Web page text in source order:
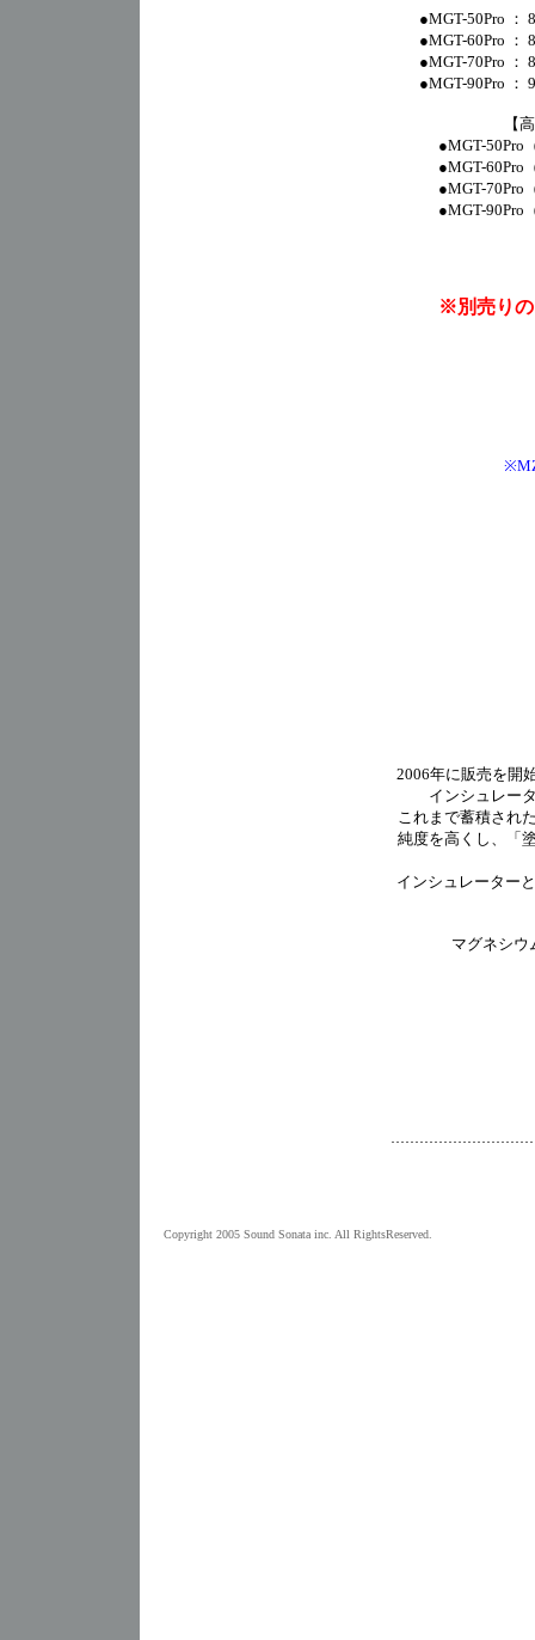
●MGT-50Pro ：
●MGT-60Pro ：
●MGT-70Pro ：
●MGT-90Pro ：
【
●MGT-50Pro
●MGT-60Pro
●MGT-70Pro
●MGT-90Pro
※別売りの
2006年に販売を開
インシュレー
これまで蓄積され
純度を高くし、「
インシュレーター
マグネシウ
Copyright 2005 Sound Sonata inc. All RightsReserved.